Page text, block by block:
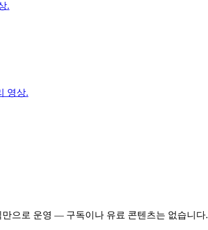
.
영상.
으로 운영 — 구독이나 유료 콘텐츠는 없습니다.